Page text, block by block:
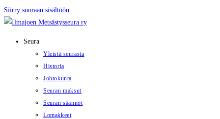
Siirry suoraan sisältöön
Seura
Yleistä seurasta
Historia
Johtokunta
Seuran maksut
Seuran säännöt
Lomakkeet